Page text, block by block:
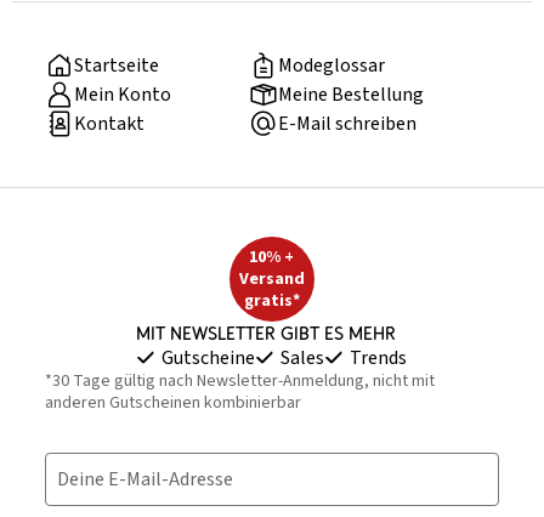
Startseite
Modeglossar
Mein Konto
Meine Bestellung
Kontakt
E-Mail schreiben
10% +
Versand
gratis*
Mit Newsletter gibt es mehr
Gutscheine Sales Trends
*30 Tage gültig nach Newsletter-Anmeldung, nicht mit
anderen Gutscheinen kombinierbar
Deine E-Mail-Adresse